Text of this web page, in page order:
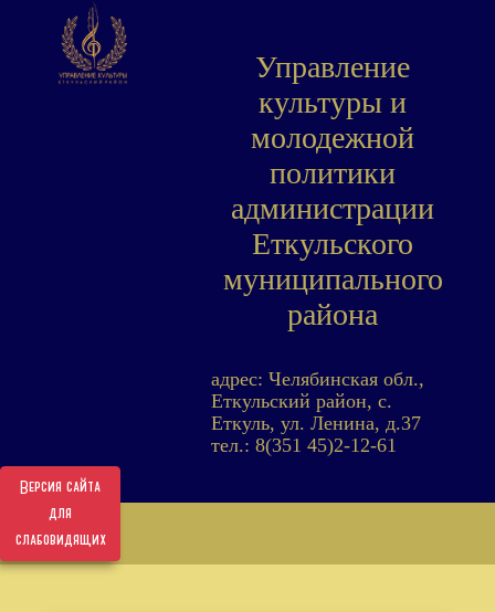
Версия сайта
для
слабовидящих
Управление
культуры и
молодежной
политики
администрации
Еткульского
муниципального
района
адрес: Челябинская обл.,
Еткульский район, с.
Еткуль, ул. Ленина, д.37
тел.: 8(351 45)2-12-61